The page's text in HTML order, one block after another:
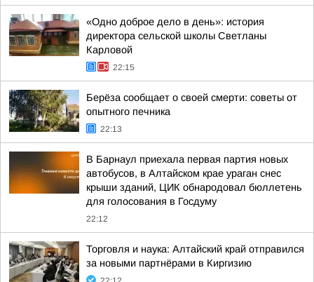
«Одно доброе дело в день»: история
директора сельской школы Светланы
Карловой
22:15
Берёза сообщает о своей смерти: советы от
опытного печника
22:13
В Барнаул приехала первая партия новых
автобусов, в Алтайском крае ураган снес
крыши зданий, ЦИК обнародовал бюллетень
для голосования в Госдуму
22:12
Торговля и наука: Алтайский край отправился
за новыми партнёрами в Киргизию